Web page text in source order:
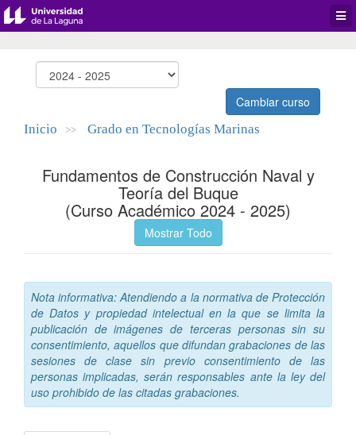
Cambiar curso
Inicio >> Grado en Tecnologías Marinas
Fundamentos de Construcción Naval y
Teoría del Buque
(Curso Académico 2024 - 2025)
Mostrar Todo
Nota informativa: Atendiendo a la normativa de Protección
de Datos y propiedad intelectual en la que se limita la
publicación de imágenes de terceras personas sin su
consentimiento, aquellos que difundan grabaciones de las
sesiones de clase sin previo consentimiento de las
personas implicadas, serán responsables ante la ley del
uso prohibido de las citadas grabaciones.